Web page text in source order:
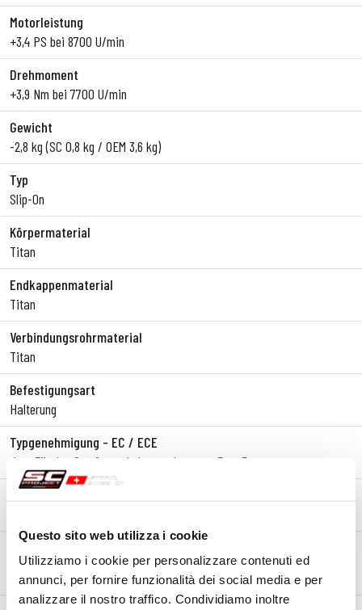
Questo sito web utilizza i cookie
Utilizziamo i cookie per personalizzare contenuti ed
annunci, per fornire funzionalità dei social media e per
analizzare il nostro traffico. Condividiamo inoltre
Motorleistung
+3,4 PS bei 8700 U/min
Drehmoment
+3,9 Nm bei 7700 U/min
Gewicht
-2,8 kg (SC 0,8 kg / OEM 3,6 kg)
Typ
Slip-On
Körpermaterial
Titan
Endkappenmaterial
Titan
Verbindungsrohrmaterial
Titan
Befestigungsart
Halterung
Typgenehmigung - EC / ECE
Ja - Für den Straßenverkehr zugelassen - Euro 5+
Typgenehmigungsbogen
Anmerkungen
*KOHLEFASER-WÄRMESCHUTZ NICHT IN ENTHALTEN